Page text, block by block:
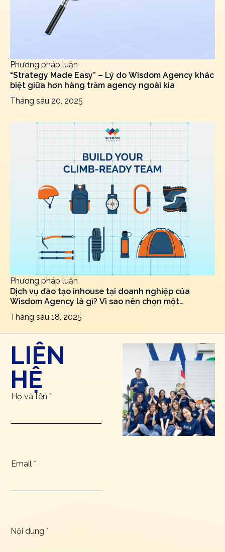
Phương pháp luận
“Strategy Made Easy” – Lý do Wisdom Agency khác
biệt giữa hơn hàng trăm agency ngoài kia
Tháng sáu 20, 2025
Phương pháp luận
Dịch vụ đào tạo inhouse tại doanh nghiệp của
Wisdom Agency là gì? Vì sao nên chọn một
marketing agency để training đội ngũ?
Tháng sáu 18, 2025
LIÊN
HỆ
Họ và tên *
Email *
Nội dung *